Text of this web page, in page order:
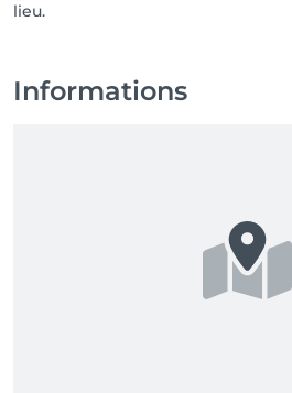
lieu.
Informations